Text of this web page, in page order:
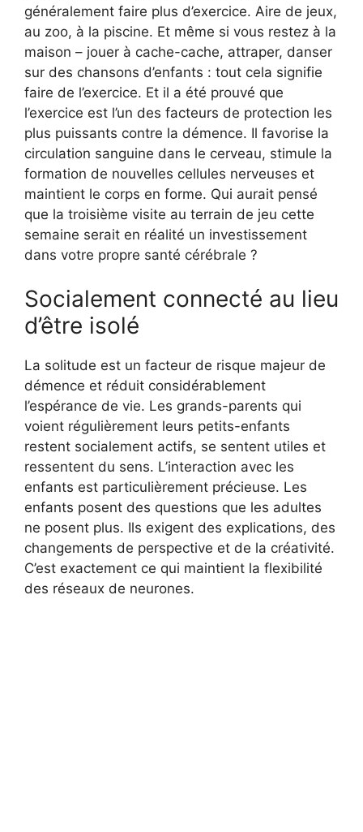
généralement faire plus d’exercice. Aire de jeux,
au zoo, à la piscine. Et même si vous restez à la
maison – jouer à cache-cache, attraper, danser
sur des chansons d’enfants : tout cela signifie
faire de l’exercice. Et il a été prouvé que
l’exercice est l’un des facteurs de protection les
plus puissants contre la démence. Il favorise la
circulation sanguine dans le cerveau, stimule la
formation de nouvelles cellules nerveuses et
maintient le corps en forme. Qui aurait pensé
que la troisième visite au terrain de jeu cette
semaine serait en réalité un investissement
dans votre propre santé cérébrale ?
Socialement connecté au lieu
d’être isolé
La solitude est un facteur de risque majeur de
démence et réduit considérablement
l’espérance de vie. Les grands-parents qui
voient régulièrement leurs petits-enfants
restent socialement actifs, se sentent utiles et
ressentent du sens. L’interaction avec les
enfants est particulièrement précieuse. Les
enfants posent des questions que les adultes
ne posent plus. Ils exigent des explications, des
changements de perspective et de la créativité.
C’est exactement ce qui maintient la flexibilité
des réseaux de neurones.